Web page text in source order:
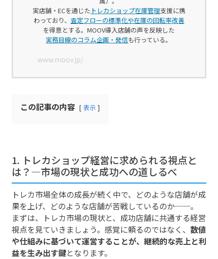
実店舗・ECを通じた トレカショップ在庫管理支援に携
わっており、 査定フローの標準化や在庫の回転率改善
を得意とする。MOOV導入店舗の声を反映した
実務目線のコラム企画・発信も行っている。
www.moov.jp/
この記事の内容 表示
1. トレカショップ経営に求められる視点と
は？―市場の現状と成功への道しるべ
トレカ市場全体の成長が続く中で、どのような店舗が成
果を上げ、どのような店舗が苦戦しているのか──。
まずは、トレカ市場の現状と、成功店舗に共通する経営
視点を見ていきましょう。感覚に頼るのではなく、 数値
や仕組みに基づいて運営することが、継続的な売上と利
益を生み出す鍵となります。